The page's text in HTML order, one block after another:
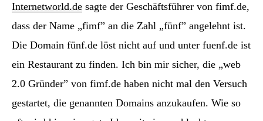
Internetworld.de sagte der Geschäftsführer von fimf.de,
dass der Name „fimf” an die Zahl „fünf” angelehnt ist.
Die Domain fünf.de löst nicht auf und unter fuenf.de ist
ein Restaurant zu finden. Ich bin mir sicher, die „web
2.0 Gründer” von fimf.de haben nicht mal den Versuch
gestartet, die genannten Domains anzukaufen. Wie so